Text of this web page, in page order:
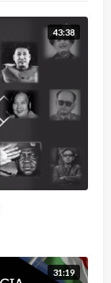
43:38
31:19